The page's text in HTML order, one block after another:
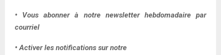
• Vous abonner à notre newsletter hebdomadaire par
courriel
• Activer les notifications sur notre